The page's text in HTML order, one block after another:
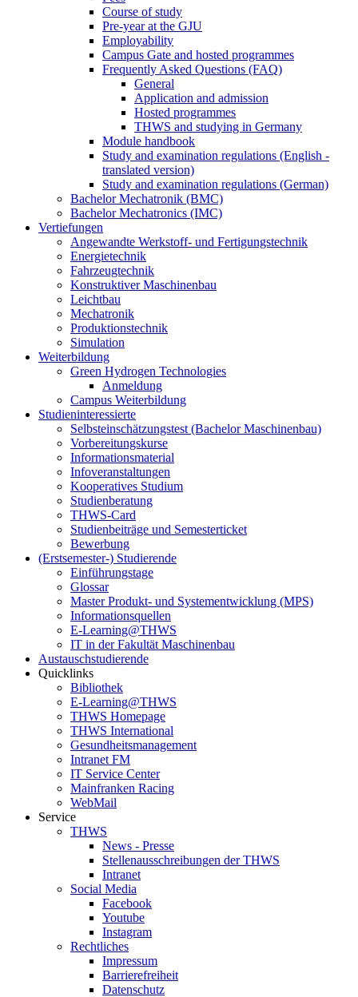
Course of study
Pre-year at the GJU
Employability
Campus Gate and hosted programmes
Frequently Asked Questions (FAQ)
General
Application and admission
Hosted programmes
THWS and studying in Germany
Module handbook
Study and examination regulations (English -
translated version)
Study and examination regulations (German)
Bachelor Mechatronik (BMC)
Bachelor Mechatronics (IMC)
Vertiefungen
Angewandte Werkstoff- und Fertigungstechnik
Energietechnik
Fahrzeugtechnik
Konstruktiver Maschinenbau
Leichtbau
Mechatronik
Produktionstechnik
Simulation
Weiterbildung
Green Hydrogen Technologies
Anmeldung
Campus Weiterbildung
Studieninteressierte
Selbsteinschätzungstest (Bachelor Maschinenbau)
Vorbereitungskurse
Informationsmaterial
Infoveranstaltungen
Kooperatives Studium
Studienberatung
THWS-Card
Studienbeiträge und Semesterticket
Bewerbung
(Erstsemester-) Studierende
Einführungstage
Glossar
Master Produkt- und Systementwicklung (MPS)
Informationsquellen
E-Learning@THWS
IT in der Fakultät Maschinenbau
Austauschstudierende
Quicklinks
Bibliothek
E-Learning@THWS
THWS Homepage
THWS International
Gesundheitsmanagement
Intranet FM
IT Service Center
Mainfranken Racing
WebMail
Service
THWS
News - Presse
Stellenausschreibungen der THWS
Intranet
Social Media
Facebook
Youtube
Instagram
Rechtliches
Impressum
Barrierefreiheit
Datenschutz